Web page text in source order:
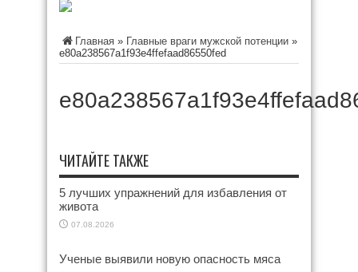
Главная » Главные враги мужской потенции »
e80a238567a1f93e4ffefaad86550fed
ЧИТАЙТЕ ТАКЖЕ
5 лучших упражнений для избавления от
живота
07.08.2026
Ученые выявили новую опасность мяса